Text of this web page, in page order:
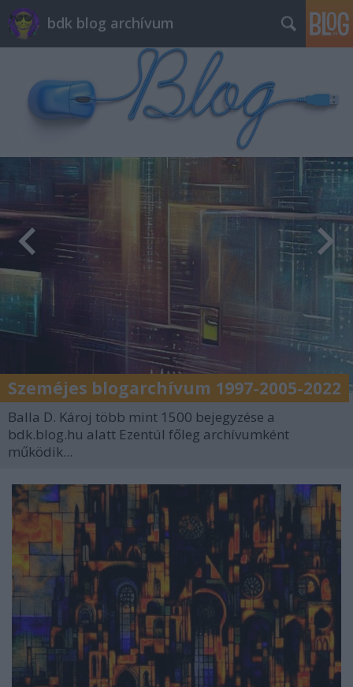
bdk blog archívum
Szeméjes blogarchívum 1997-2005-2022
Balla D. Károj több mint 1500 bejegyzése a
bdk.blog.hu alatt Ezentúl főleg archívumként
működik...